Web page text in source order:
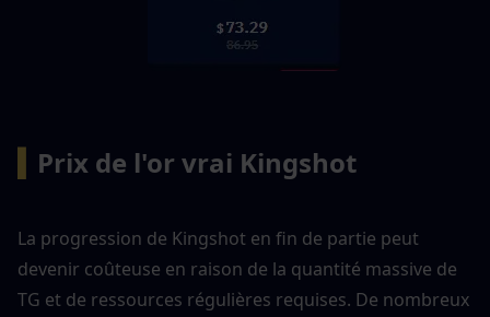
Prix de l'or vrai Kingshot
La progression de Kingshot en fin de partie peut
devenir coûteuse en raison de la quantité massive de
TG et de ressources régulières requises. De nombreux